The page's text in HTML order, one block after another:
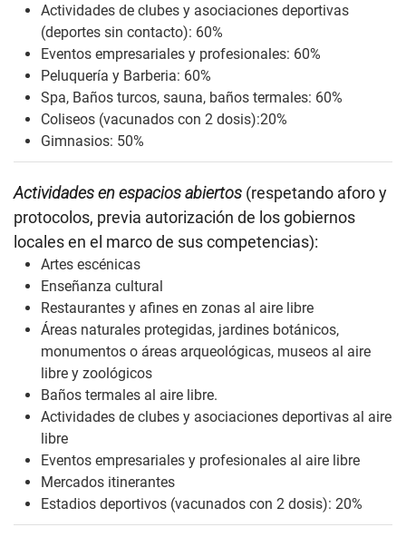
Actividades de clubes y asociaciones deportivas
(deportes sin contacto): 60%
Eventos empresariales y profesionales: 60%
Peluquería y Barberia: 60%
Spa, Baños turcos, sauna, baños termales: 60%
Coliseos (vacunados con 2 dosis):20%
Gimnasios: 50%
Actividades en espacios abiertos (respetando aforo y
protocolos, previa autorización de los gobiernos
locales en el marco de sus competencias):
Artes escénicas
Enseñanza cultural
Restaurantes y afines en zonas al aire libre
Áreas naturales protegidas, jardines botánicos,
monumentos o áreas arqueológicas, museos al aire
libre y zoológicos
Baños termales al aire libre.
Actividades de clubes y asociaciones deportivas al aire
libre
Eventos empresariales y profesionales al aire libre
Mercados itinerantes
Estadios deportivos (vacunados con 2 dosis): 20%